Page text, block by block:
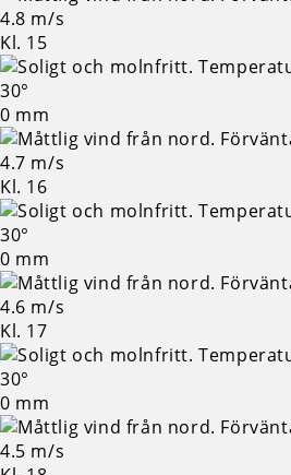
4.8 m/s
Kl. 15
30°
0 mm
4.7 m/s
Kl. 16
30°
0 mm
4.6 m/s
Kl. 17
30°
0 mm
4.5 m/s